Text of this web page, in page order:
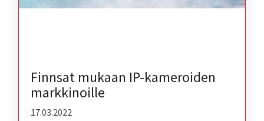
Finnsat mukaan IP-kameroiden
markkinoille
17.03.2022